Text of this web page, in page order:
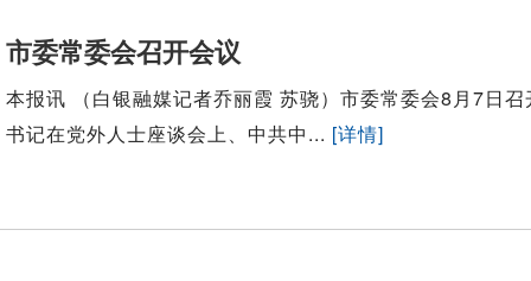
市委常委会召开会议
本报讯 （白银融媒记者乔丽霞 苏骁）市委常委会8月7日
书记在党外人士座谈会上、中共中... [详情]